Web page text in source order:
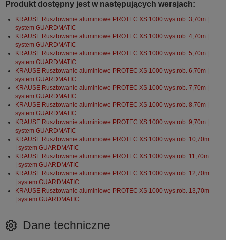
Produkt dostępny jest w następujących wersjach:
KRAUSE Rusztowanie aluminiowe PROTEC XS 1000 wys.rob. 3,70m |
system GUARDMATIC
KRAUSE Rusztowanie aluminiowe PROTEC XS 1000 wys.rob. 4,70m |
system GUARDMATIC
KRAUSE Rusztowanie aluminiowe PROTEC XS 1000 wys.rob. 5,70m |
system GUARDMATIC
KRAUSE Rusztowanie aluminiowe PROTEC XS 1000 wys.rob. 6,70m |
system GUARDMATIC
KRAUSE Rusztowanie aluminiowe PROTEC XS 1000 wys.rob. 7,70m |
system GUARDMATIC
KRAUSE Rusztowanie aluminiowe PROTEC XS 1000 wys.rob. 8,70m |
system GUARDMATIC
KRAUSE Rusztowanie aluminiowe PROTEC XS 1000 wys.rob. 9,70m |
system GUARDMATIC
KRAUSE Rusztowanie aluminiowe PROTEC XS 1000 wys.rob. 10,70m
| system GUARDMATIC
KRAUSE Rusztowanie aluminiowe PROTEC XS 1000 wys.rob. 11,70m
| system GUARDMATIC
KRAUSE Rusztowanie aluminiowe PROTEC XS 1000 wys.rob. 12,70m
| system GUARDMATIC
KRAUSE Rusztowanie aluminiowe PROTEC XS 1000 wys.rob. 13,70m
| system GUARDMATIC
Dane techniczne